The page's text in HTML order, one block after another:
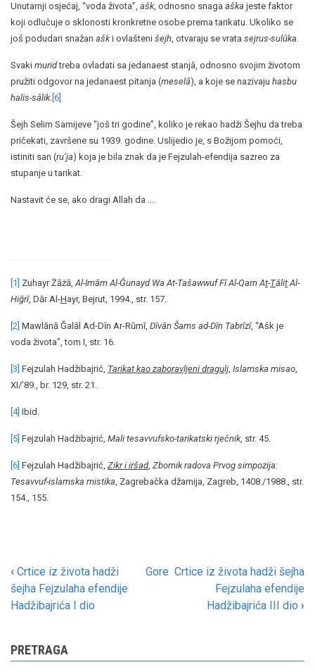
Unutarnji osjećaj, “voda života”, ašk, odnosno snaga aška jeste faktor
koji odlučuje o sklonosti kronkretne osobe prema tarikatu. Ukoliko se
još podudari snažan aški ovlašteni šejh , otvaraju se vrata sejrus-sulûka
Svaki muridtreba ovladati sa jedanaest stanjâ, odnosno svojim životom
pružiti odgovor na jedanaest pitanja (meselâ), a koje se nazivaju hasbu
halis-sâlik. [6]
Šejh Selim Samijeve “još tri godine”, koliko je rekao hadži Šejhu da treba
pričekati, završene su 1939. godine. Uslijedio je, s Božijom pomoći,
istiniti san (ru’ja) koja je bila znak da je Fejzulah-efendija sazreo za
stupanje u tarikat.
Nastavit će se, ako dragi Allah da ...
[1] Zuhayr Żāżā, Al-Imām Al-Ğunayd Wa At-Taŝawwuf Fī Al-Qarn At-Tālit Al-
Hiğrī, Dār Al-Hayr, Bejrut, 1994., str. 157.
[2] Mawlānā Ğalāl Ad-Dīn Ar-Rūmī, Dīvān Šams ad-Dīn Tabrīzī, “Ašk je
voda života”, tom I, str. 16.
[3] Fejzulah Hadžibajrić, Tarikat kao zaboravljeni dragulj Islamska misao
XI/’89., br. 129, str. 21.
[4] Ibid.
[5] Fejzulah Hadžibajrić, Mali tesavvufsko-tarikatski rječnik, str. 45.
[6] Fejzulah Hadžibajrić, Zikr i iršad, Zbornik radova Prvog simpozija:
Tesavvuf-islamska mistika , Zagrebačka džamija, Zagreb, 1408./1988., str.
154., 155.
Book
traversal
for
‹ Crtice iz života hadži
šejha Fejzulaha efendije
Hadžibajrića I dio
Gore Crtice iz života hadži šejha
Fejzulaha efendije
Hadžibajrića III dio ›
PRETRAGA